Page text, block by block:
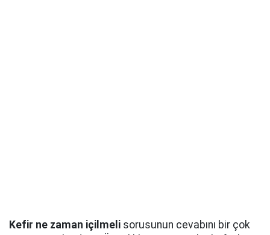
Kefir ne zaman içilmeli sorusunun cevabını bir çok